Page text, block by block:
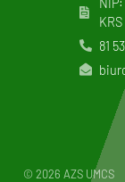
KRS
81
© 2026 AZS UMCS